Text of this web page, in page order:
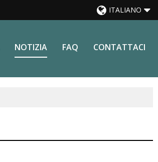
ITALIANO
NOTIZIA FAQ CONTATTACI